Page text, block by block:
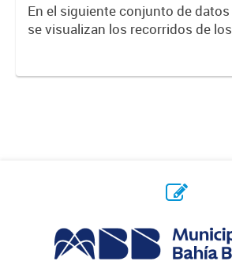
En el siguiente conjunto de datos
se visualizan los recorridos de los